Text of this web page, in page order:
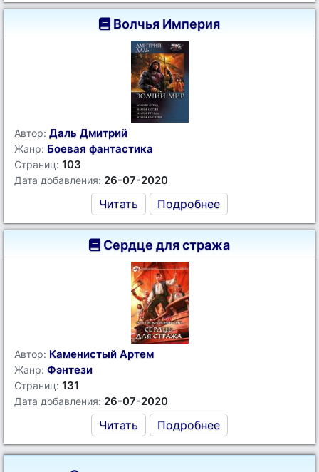
Волчья Империя
Автор: Даль Дмитрий
Жанр: Боевая фантастика
Страниц: 103
Дата добавления: 26-07-2020
Читать Подробнее
Сердце для стража
Автор: Каменистый Артем
Жанр: Фэнтези
Страниц: 131
Дата добавления: 26-07-2020
Читать Подробнее